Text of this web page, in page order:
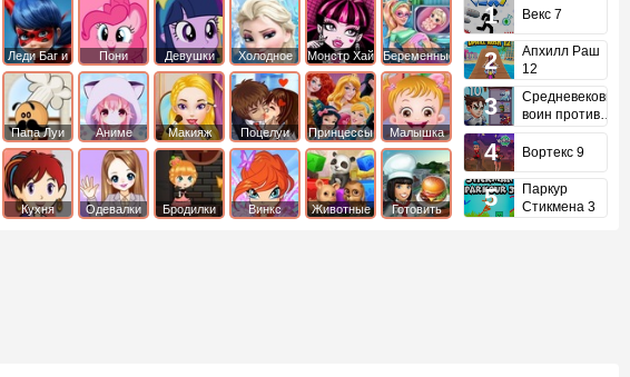
Леди Баг и
Супер Кот
Пони
Дружба это
Девушки
Эквестрии
Холодное
Сердце
Монстр Хай Беременные
Папа Луи Аниме Макияж Поцелуи
Принцессы
Диснея
Малышка
Хейзел
Кухня
Одевалки Бродилки Винкс Животные
Готовить
Векс 7
Апхилл Раш
12
Средневековый
воин против
Вортекс 9
Паркур
Стикмена 3